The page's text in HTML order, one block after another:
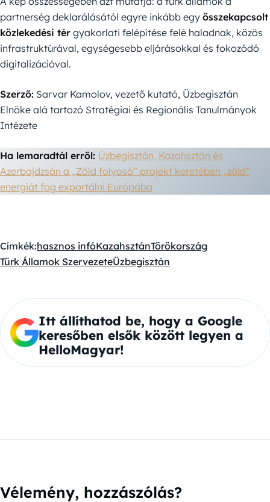
partnerség deklarálásától egyre inkább egy összekapcsolt
közlekedési tér gyakorlati felépítése felé haladnak, közös
infrastruktúrával, egységesebb eljárásokkal és fokozódó
digitalizációval.
Szerző: Sarvar Kamolov, vezető kutató, Üzbegisztán
Elnöke alá tartozó Stratégiai és Regionális Tanulmányok
Intézete
Ha lemaradtál erről: Üzbegisztán, Kazahsztán és
Azerbajdzsán a „Zöld folyosó” projekt keretében „zöld”
energiát fog exportálni Európába
Címkék:hasznos infóKazahsztánTörökország
Türk Államok SzervezeteÜzbegisztán
Itt állíthatod be, hogy a Google
keresőben elsők között legyen a
HelloMagyar!
Vélemény, hozzászólás?